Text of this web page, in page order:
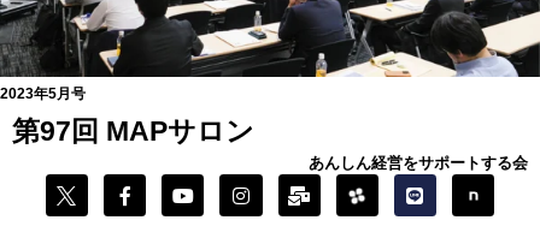
2023年5月号
第97回 MAPサロン
あんしん経営をサポートする会